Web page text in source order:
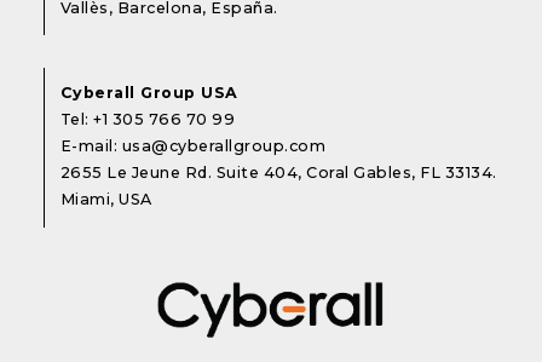
Vallès, Barcelona, España.
Cyberall Group USA
Tel:+1 305 766 70 99
E-mail: usa@cyberallgroup.com
2655 Le Jeune Rd. Suite 404, Coral Gables, FL 33134.
Miami, USA